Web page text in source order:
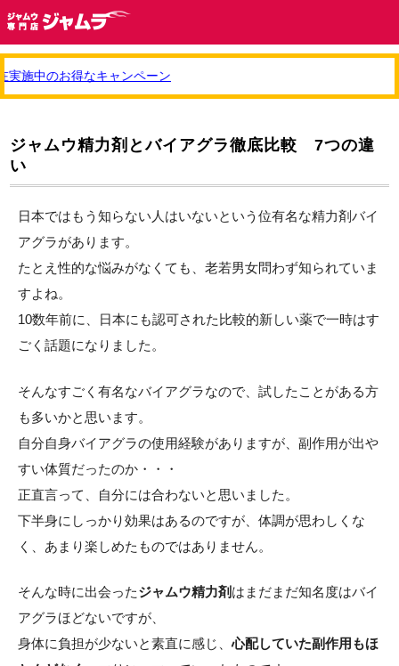
施中のお得なキャンペーン
ジャムウ精力剤とバイアグラ徹底比較 7つの違
い
日本ではもう知らない人はいないという位有名な精力剤バイ
アグラがあります。
たとえ性的な悩みがなくても、老若男女問わず知られていま
すよね。
10数年前に、日本にも認可された比較的新しい薬で一時はす
ごく話題になりました。
そんなすごく有名なバイアグラなので、試したことがある方
も多いかと思います。
自分自身バイアグラの使用経験がありますが、副作用が出や
すい体質だったのか・・・
正直言って、自分には合わないと思いました。
下半身にしっかり効果はあるのですが、体調が思わしくな
く、あまり楽しめたものではありません。
そんな時に出会ったジャムウ精力剤 はまだまだ知名度はバイ
アグラほどないですが、
身体に負担が少ないと素直に感じ、心配していた副作用もほ